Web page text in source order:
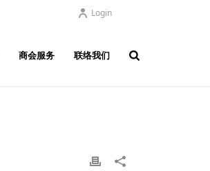
Login
商会服务 联络我们